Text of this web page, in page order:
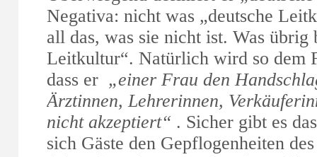
Negativa: nicht was „deutsche
all das, was sie nicht ist. Was übrig
Leitkultur“. Natürlich wird so dem
dass er „einer Frau den
Ärztinnen, Lehrerinnen,
nicht akzeptiert“ . Sicher gibt es
sich Gäste den Gepflogenheiten